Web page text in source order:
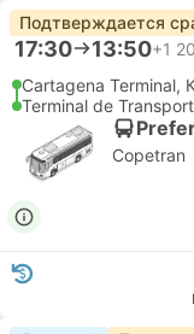
Подтверждается
17:30 13:50+1
Cartagena Terminal,
Terminal de
Copetran